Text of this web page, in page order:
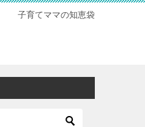
子育てママの知恵袋